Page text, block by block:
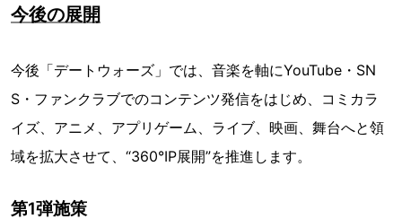
今後の展開
今後「デートウォーズ」では、音楽を軸にYouTube・SN
S・ファンクラブでのコンテンツ発信をはじめ、コミカラ
イズ、アニメ、アプリゲーム、ライブ、映画、舞台へと領
域を拡大させて、“360°IP展開”を推進します。
第1弾施策